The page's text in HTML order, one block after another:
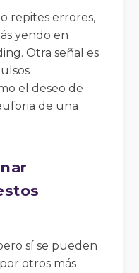
repites errores,
yendo en
Otra señal es
el deseo de
de una
sí se pueden
otros más